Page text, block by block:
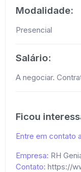
Modalidade:
Presencial
Salário:
A negociar.
Ficou
Entre em contato
Empresa: RH
Contato: https://